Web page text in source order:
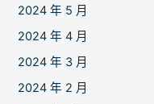
2024 年 5 月
2024 年 4 月
2024 年 3 月
2024 年 2 月